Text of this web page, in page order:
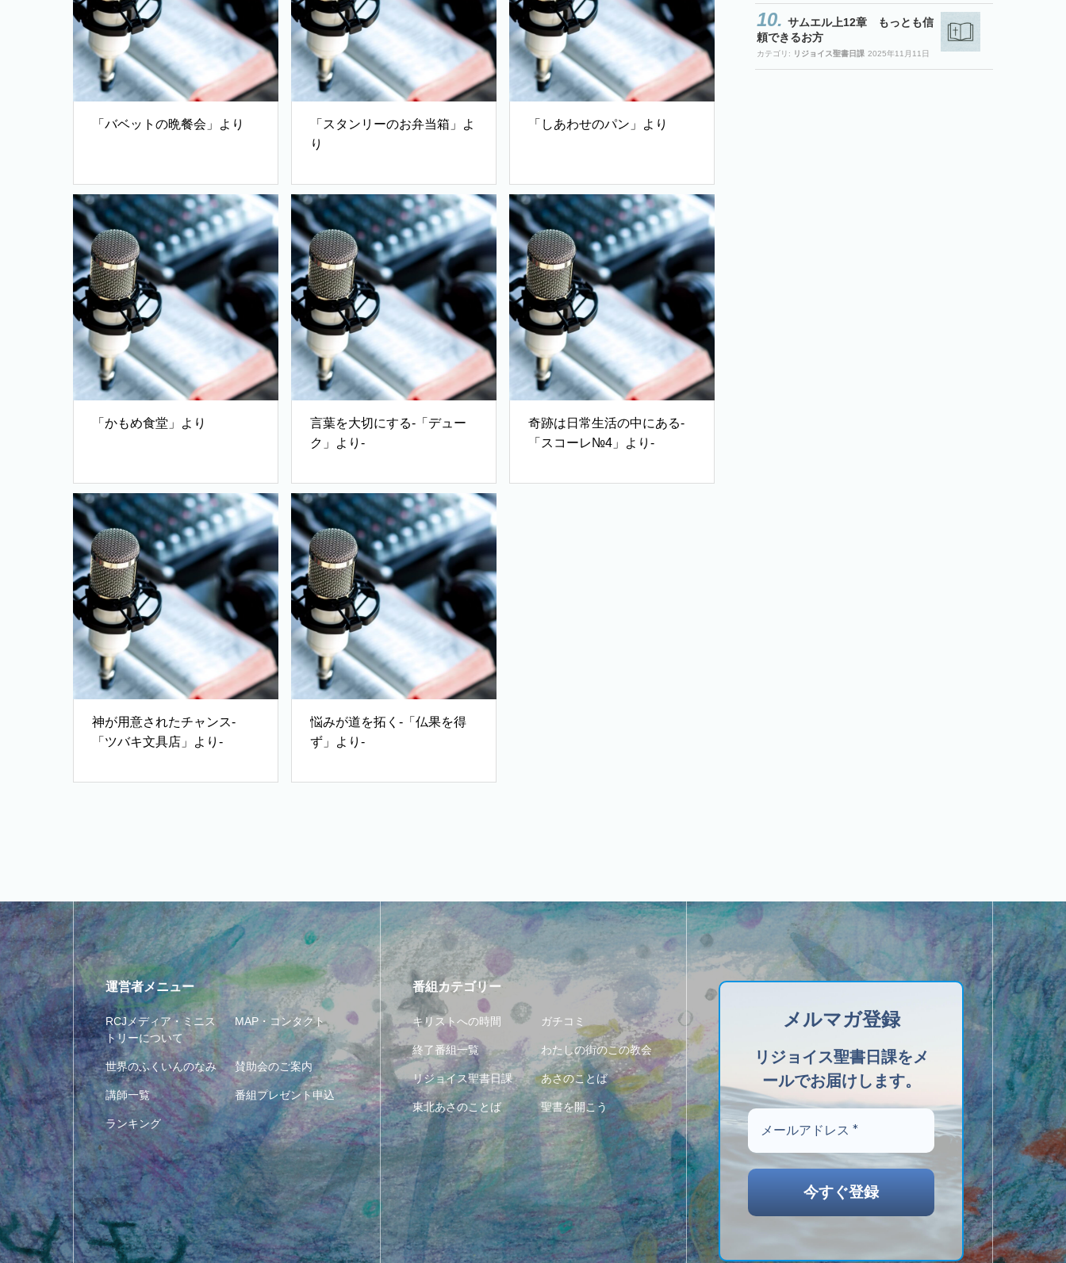
「バベットの晩餐会」より
「スタンリーのお弁当箱」よ
り
「しあわせのパン」より
「かもめ食堂」より
言葉を大切にする-「デュー
ク」より-
奇跡は日常生活の中にある-
「スコーレ№4」より-
神が用意されたチャンス-
「ツバキ文具店」より-
悩みが道を拓く-「仏果を得
ず」より-
サムエル上12章 もっとも信
頼できるお方
カテゴリ: リジョイス聖書日課 2025年11月11日
運営者メニュー
RCJメディア・ミニス
トリーについて
MAP・コンタクト
世界のふくいんのなみ 賛助会のご案内
講師一覧 番組プレゼント申込
ランキング
番組カテゴリー
キリストへの時間 ガチコミ
終了番組一覧 わたしの街のこの教会
リジョイス聖書日課 あさのことば
東北あさのことば 聖書を開こう
メルマガ登録
リジョイス聖書日課をメ
ールでお届けします。